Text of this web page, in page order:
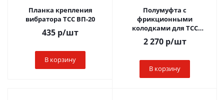
Планка крепления
вибратора ТСС ВП-20
435 р/шт
В корзину
Полумуфта с
фрикционными
колодками для ТСС
ВП60/77
2 270р/шт
В корзину